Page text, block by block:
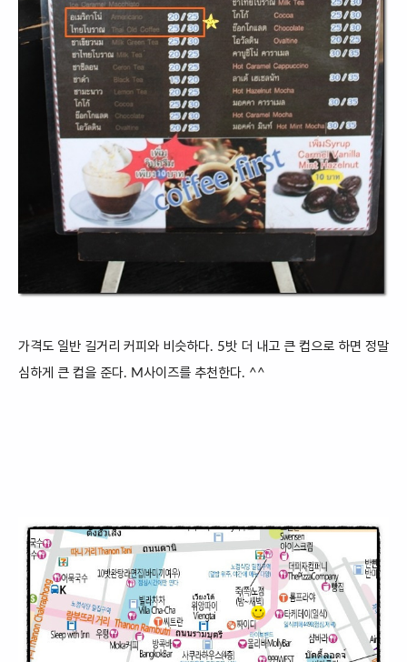
가격도 일반 길거리 커피와 비슷하다. 5밧 더 내고 큰 컵으로 하면 정말
심하게 큰 컵을 준다. M사이즈를 추천한다. ^^